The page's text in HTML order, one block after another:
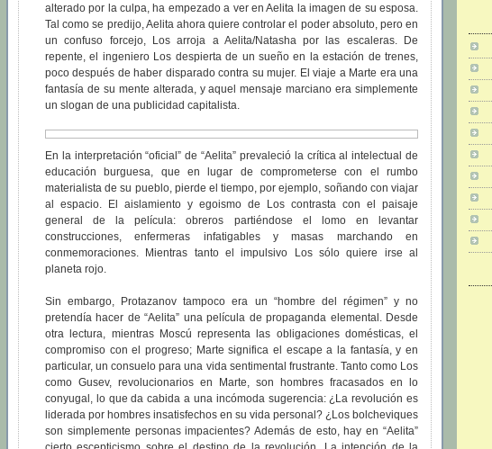
alterado por la culpa, ha empezado a ver en Aelita la imagen de su esposa.
Tal como se predijo, Aelita ahora quiere controlar el poder absoluto, pero en
un confuso forcejo, Los arroja a Aelita/Natasha por las escaleras. De
repente, el ingeniero Los despierta de un sueño en la estación de trenes,
poco después de haber disparado contra su mujer. El viaje a Marte era una
fantasía de su mente alterada, y aquel mensaje marciano era simplemente
un slogan de una publicidad capitalista.
En la interpretación “oficial” de “Aelita” prevaleció la crítica al intelectual de
educación burguesa, que en lugar de comprometerse con el rumbo
materialista de su pueblo, pierde el tiempo, por ejemplo, soñando con viajar
al espacio. El aislamiento y egoismo de Los contrasta con el paisaje
general de la película: obreros partiéndose el lomo en levantar
construcciones, enfermeras infatigables y masas marchando en
conmemoraciones. Mientras tanto el impulsivo Los sólo quiere irse al
planeta rojo.
Sin embargo, Protazanov tampoco era un “hombre del régimen” y no
pretendía hacer de “Aelita” una película de propaganda elemental. Desde
otra lectura, mientras Moscú representa las obligaciones domésticas, el
compromiso con el progreso; Marte significa el escape a la fantasía, y en
particular, un consuelo para una vida sentimental frustrante. Tanto como Los
como Gusev, revolucionarios en Marte, son hombres fracasados en lo
conyugal, lo que da cabida a una incómoda sugerencia: ¿La revolución es
liderada por hombres insatisfechos en su vida personal? ¿Los bolcheviques
son simplemente personas impacientes? Además de esto, hay en “Aelita”